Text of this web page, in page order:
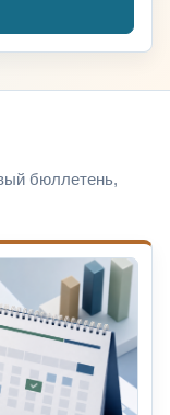
бюллетень,